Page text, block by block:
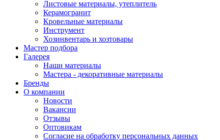
Листовые материалы, утеплитель
Керамогранит
Кровельные материалы
Инструмент
Хозинвентарь и хозтовары
Мастер подбора
Галерея
Наши материалы
Мастера - декоративные материалы
Бренды
О компании
Новости
Вакансии
Отзывы
Оптовикам
Cогласие на обработку персональных данных